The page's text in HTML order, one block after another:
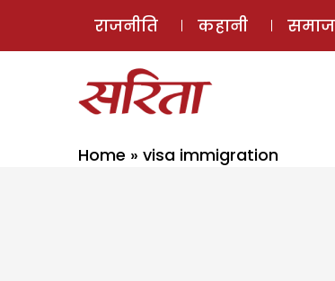
राजनीति कहानी समाज
Home » visa immigration